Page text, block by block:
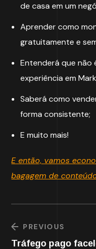
de casa em um
Aprender como
gratuitamente e
Entenderá que não
experiência em
Saberá como
forma consistente;
E muito mais!
E então, vamos
bagagem de
PREVIOUS
Tráfego pago